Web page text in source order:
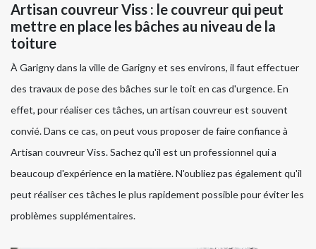
Artisan couvreur Viss : le couvreur qui peut
mettre en place les bâches au niveau de la
toiture
À Garigny dans la ville de Garigny et ses environs, il faut effectuer
des travaux de pose des bâches sur le toit en cas d'urgence. En
effet, pour réaliser ces tâches, un artisan couvreur est souvent
convié. Dans ce cas, on peut vous proposer de faire confiance à
Artisan couvreur Viss. Sachez qu'il est un professionnel qui a
beaucoup d'expérience en la matière. N'oubliez pas également qu'il
peut réaliser ces tâches le plus rapidement possible pour éviter les
problèmes supplémentaires.